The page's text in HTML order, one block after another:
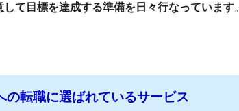
て目標を達成する準備を日々行なっています。
の転職に選ばれているサービス